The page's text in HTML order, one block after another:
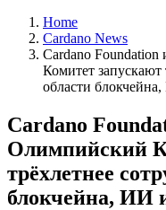
Home
Cardano News
Cardano
Комитет запускают
области
Cardano
Олимпийский
трёхлетнее
блокчейна, ИИ